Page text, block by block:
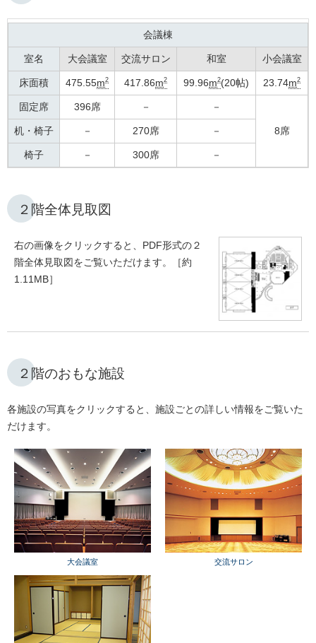
会議棟
室名 大会議室 交流サロン 和室 小会議室
床面積 475.55m2 417.86m2 99.96m2(20帖) 23.74m2
固定席 396席 － －
8席
机・椅子 － 270席 －
椅子 － 300席 －
２階全体見取図
右の画像をクリックすると、PDF形式の２
階全体見取図をご覧いただけます。［約
1.11MB］
２階のおもな施設
各施設の写真をクリックすると、施設ごとの詳しい情報をご覧いた
だけます。
大会議室 交流サロン